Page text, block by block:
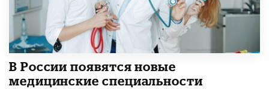
В России появятся новые
медицинские специальности